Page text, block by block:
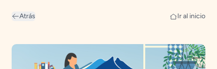
Atrás Ir al inicio